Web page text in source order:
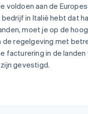
voldoen aan de
in Italië hebt dat
moet je op de
de regelgeving met
facturering in de landen
gevestigd.